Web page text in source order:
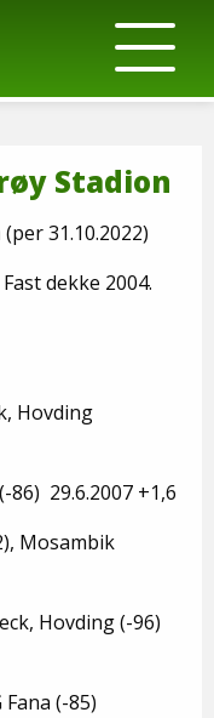
Stadion
(per 31.10.2022)
dekke 2004.
Hovding
86) 29.6.2007 +1,6
Mosambik
Hovding (-96)
(-85)